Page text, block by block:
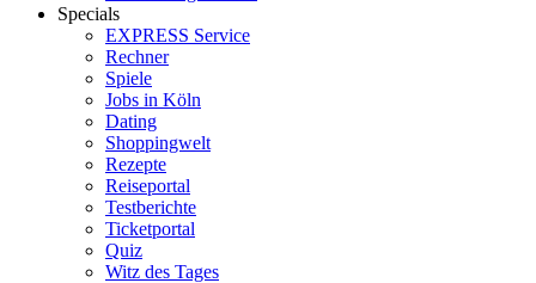
Specials
EXPRESS Service
Rechner
Spiele
Jobs in Köln
Dating
Shoppingwelt
Rezepte
Reiseportal
Testberichte
Ticketportal
Quiz
Witz des Tages